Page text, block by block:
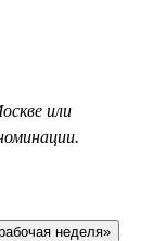
или
неделя»